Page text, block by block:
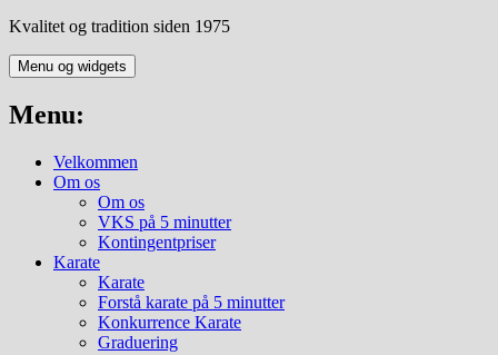
Kvalitet og tradition siden 1975
Menu og widgets
Menu:
Velkommen
Om os
Om os
VKS på 5 minutter
Kontingentpriser
Karate
Karate
Forstå karate på 5 minutter
Konkurrence Karate
Graduering